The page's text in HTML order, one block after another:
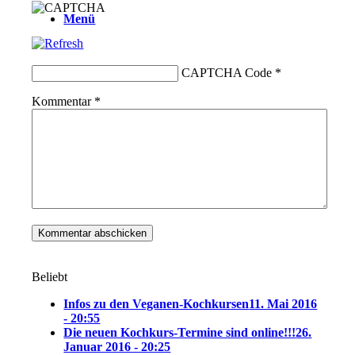
Menü
CAPTCHA Code *
Kommentar *
Beliebt
Infos zu den Veganen-Kochkursen11. Mai 2016
- 20:55
Die neuen Kochkurs-Termine sind online!!!26.
Januar 2016 - 20:25